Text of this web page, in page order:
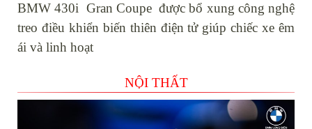
BMW 430i Gran Coupe được bổ xung công nghệ
treo điều khiển biến thiên điện tử giúp chiếc xe êm
ái và linh hoạt
NỘI THẤT